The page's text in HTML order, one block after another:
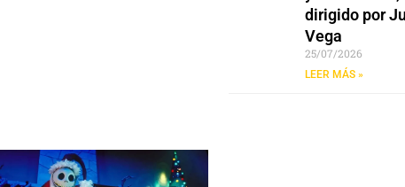
dirigido por
Vega
25/07/2026
LEER MÁS »